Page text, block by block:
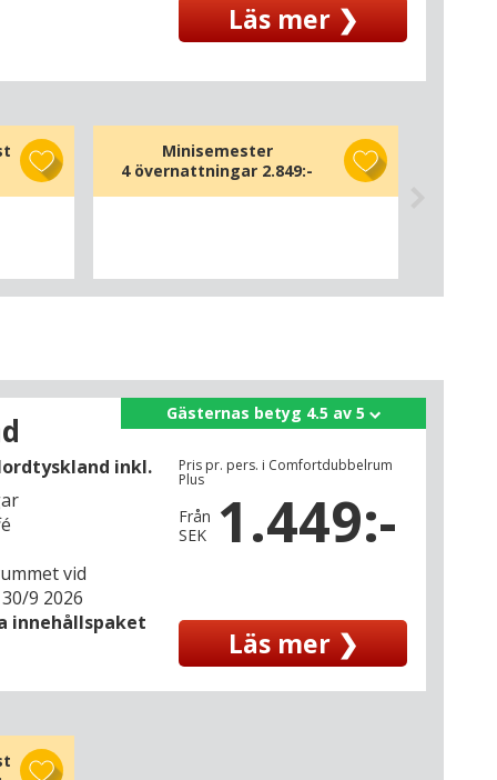
Läs mer ❯
Minisemester
4 övernattningar 2.849:-
inkl.
vid
9 2026
innehållspaket
Pris pr. pers. i Comfortdubbelrum
Plus
Från
SEK
1.449:-
Läs mer ❯
Gästernas betyg 4.5 av 5